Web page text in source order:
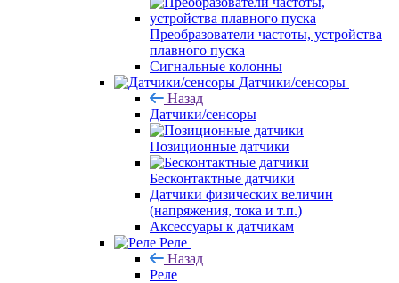
Преобразователи частоты, устройства
плавного пуска
Сигнальные колонны
Датчики/сенсоры
Назад
Датчики/сенсоры
Позиционные датчики
Бесконтактные датчики
Датчики физических величин
(напряжения, тока и т.п.)
Аксессуары к датчикам
Реле
Назад
Реле